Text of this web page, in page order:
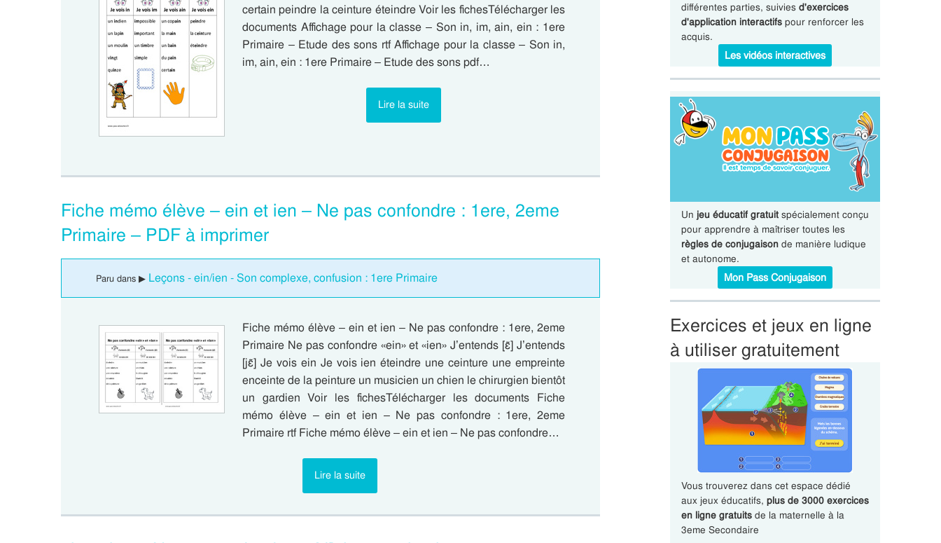
certain peindre la ceinture éteindre Voir les fichesTélécharger les
documents Affichage pour la classe – Son in, im, ain, ein : 1ere
Primaire – Etude des sons rtf Affichage pour la classe – Son in,
im, ain, ein : 1ere Primaire – Etude des sons pdf…
Lire la suite
Fiche mémo élève – ein et ien – Ne pas confondre : 1ere, 2eme
Primaire – PDF à imprimer
Paru dans ▶ Leçons - ein/ien - Son complexe, confusion : 1ere Primaire
Fiche mémo élève – ein et ien – Ne pas confondre : 1ere, 2eme
Primaire Ne pas confondre «ein» et «ien» J’entends [ɛ̃] J’entends
[jɛ̃] Je vois ein Je vois ien éteindre une ceinture une empreinte
enceinte de la peinture un musicien un chien le chirurgien bientôt
un gardien Voir les fichesTélécharger les documents Fiche
mémo élève – ein et ien – Ne pas confondre : 1ere, 2eme
Primaire rtf Fiche mémo élève – ein et ien – Ne pas confondre…
Lire la suite
différentes parties, suivies d'exercices
d'application interactifspour renforcer les
acquis.
Les vidéos interactives
Un jeu éducatif gratuitspécialement conçu
pour apprendre à maîtriser toutes les
règles de conjugaisonde manière ludique
et autonome.
Mon Pass Conjugaison
Exercices et jeux en ligne
à utiliser gratuitement
Vous trouverez dans cet espace dédié
aux jeux éducatifs, plus de 3000 exercices
en ligne gratuitsde la maternelle à la
3eme Secondaire